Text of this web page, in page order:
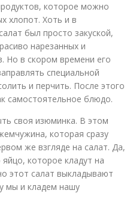
которое можно
хлопот. Хоть и в
был просто закуской,
нарезанных и
Но в скором времени его
специальной
и перчить. После этого
самостоятельное блюдо.
своя изюминка. В этом
которая сразу
же взгляде на салат. Да,
которое кладут на
этот салат выкладывают
мы и кладем нашу